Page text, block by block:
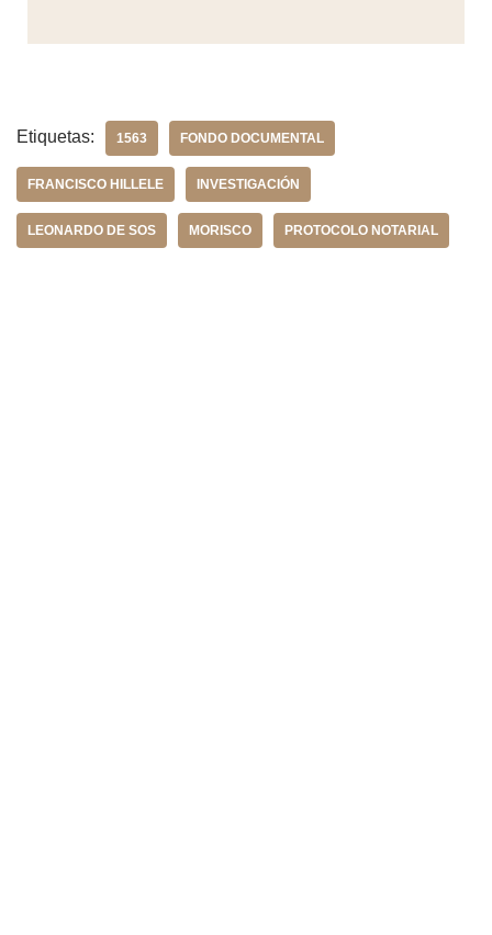
Etiquetas: 1563 FONDO DOCUMENTAL
FRANCISCO HILLELE INVESTIGACIÓN
LEONARDO DE SOS MORISCO PROTOCOLO NOTARIAL